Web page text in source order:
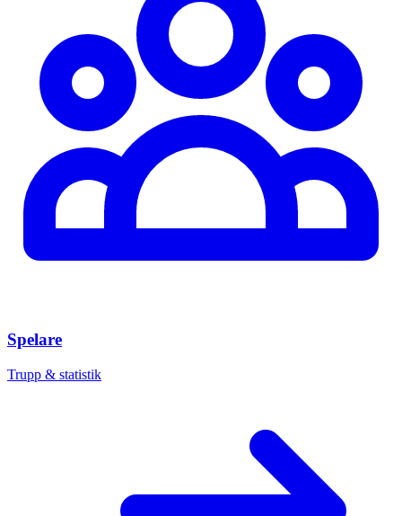
Spelare
Trupp & statistik